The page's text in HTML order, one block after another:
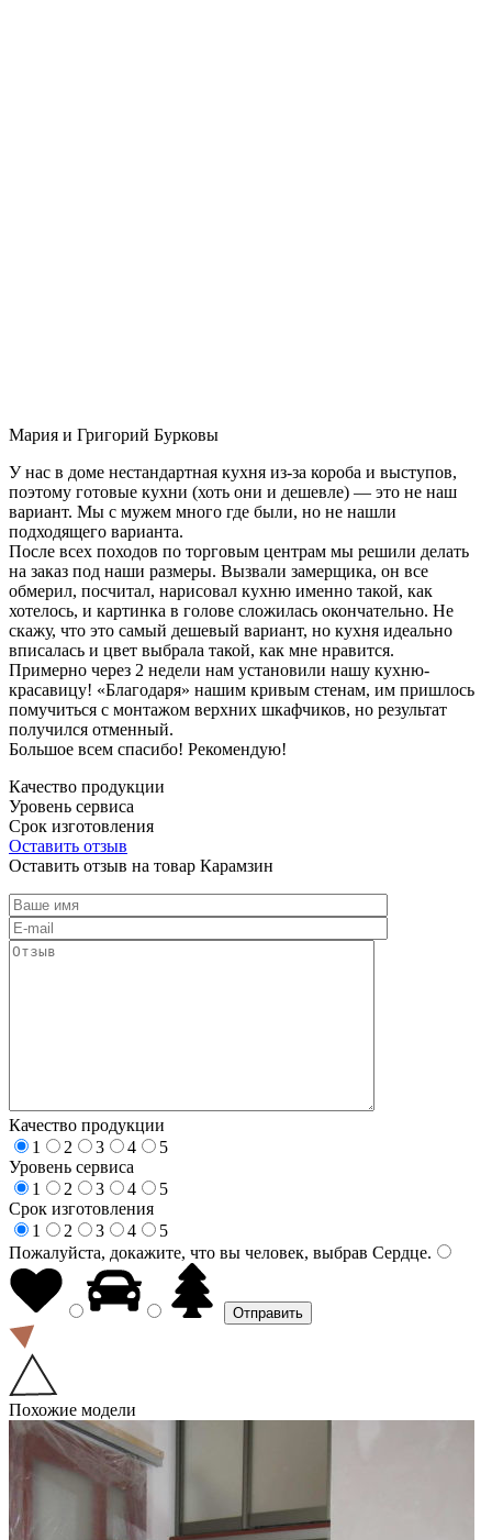
Мария и Григорий Бурковы
У нас в доме нестандартная кухня из-за короба и выступов,
поэтому готовые кухни (хоть они и дешевле) — это не наш
вариант. Мы с мужем много где были, но не нашли
подходящего варианта.
После всех походов по торговым центрам мы решили делать
на заказ под наши размеры. Вызвали замерщика, он все
обмерил, посчитал, нарисовал кухню именно такой, как
хотелось, и картинка в голове сложилась окончательно. Не
скажу, что это самый дешевый вариант, но кухня идеально
вписалась и цвет выбрала такой, как мне нравится.
Примерно через 2 недели нам установили нашу кухню-
красавицу! «Благодаря» нашим кривым стенам, им пришлось
помучиться с монтажом верхних шкафчиков, но результат
получился отменный.
Большое всем спасибо! Рекомендую!
Качество продукции
Уровень сервиса
Срок изготовления
Оставить отзыв
Оставить отзыв на товар Карамзин
Качество продукции
1
2 3 4
5
Уровень сервиса
1
2 3 4
5
Срок изготовления
1
2 3 4
5
Пожалуйста, докажите, что вы человек, выбрав Сердце.
Похожие модели